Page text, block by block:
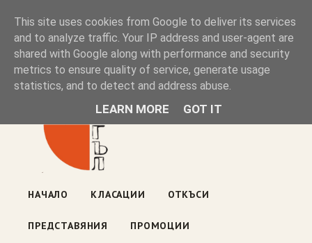
Книжен ъгъл
Блог на книжарницата — класации, откъси, нови книги
ул. „Оборище" 117, София· пон–пет 10:00–19:00 ·
НАЧАЛО КЛАСАЦИИ ОТКЪСИ
ПРЕДСТАВЯНИЯ ПРОМОЦИИ
This site uses cookies from Google to deliver its services
and to analyze traffic. Your IP address and user-agent are
shared with Google along with performance and security
metrics to ensure quality of service, generate usage
statistics, and to detect and address abuse.
LEARN MORE GOT IT